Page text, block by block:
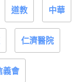
道教 中華
仁濟醫院
義會